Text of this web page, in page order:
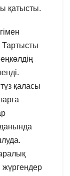
қатысты.
Тартысты
қаласы
жүргендер